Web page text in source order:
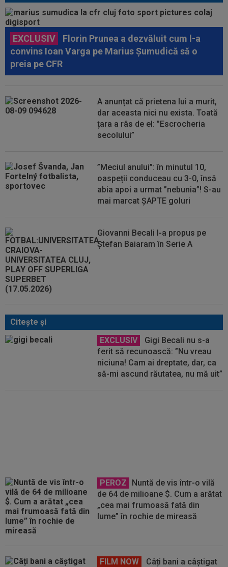
EXCLUSIV
Florin Prunea a dezvăluit cum l-a
convins Ioan Varga pe Marius Șumudică să o
preia pe CFR
A anunțat că prietena lui a murit,
dar aceasta nici nu exista. Toată
țara a râs de el: ”Escrocheria
secolului”
”Meciul anului”: în minutul 10,
oaspeții conduceau cu 3-0, însă
abia apoi a urmat ”nebunia”! S-au
mai marcat ȘAPTE goluri
Giovanni Becali l-a propus pe
Ștefan Baiaram în Serie A
Citeşte şi
EXCLUSIV
Gigi Becali nu s-a
ferit să recunoască: ”Nu vreau
niciuna! Cam ai dreptate, dar, ca
să-mi ascund răutatea, nu mă uit”
PEROZ
Nuntă de vis într-o vilă
de 64 de milioane $. Cum a arătat
„cea mai frumoasă fată din
lume” în rochie de mireasă
FILM NOW
Câți bani a câștigat